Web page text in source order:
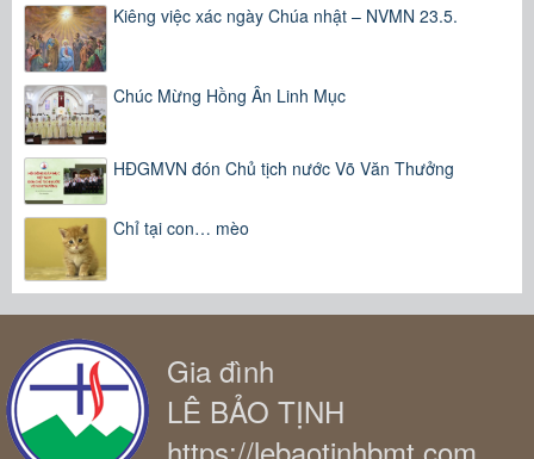
Kiêng việc xác ngày Chúa nhật – NVMN 23.5.
Chúc Mừng Hồng Ân Linh Mục
HĐGMVN đón Chủ tịch nước Võ Văn Thưởng
Chỉ tại con… mèo
Gia đình
LÊ BẢO TỊNH
https://lebaotinhbmt.com